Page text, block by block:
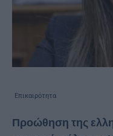
Επικαιρότητα
Προώθηση της